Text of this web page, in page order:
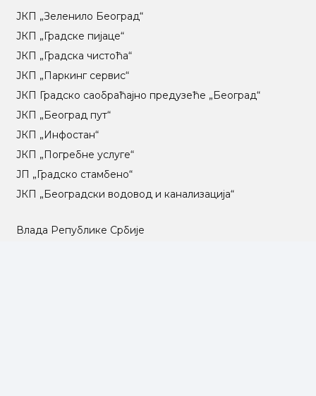
ЈКП „Зеленило Београд“
ЈКП „Градске пијаце“
ЈКП „Градска чистоћа“
ЈКП „Паркинг сервис“
ЈКП Градско саобраћајно предузеће „Београд“
ЈКП „Београд пут“
ЈКП „Инфостан“
ЈКП „Погребне услуге“
ЈП „Градско стамбено“
ЈКП „Београдски водовод и канализација“
Влада Републике Србије